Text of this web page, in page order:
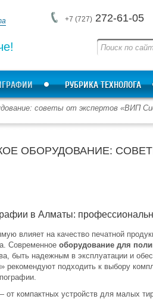
+7 (727) 272-61-05
РУБРИКА ТЕХНОЛОГА
советы от экспертов «ВИП
ОБОРУДОВАНИЕ:
в Алматы:
влияет на качество печатной
Современное оборудование для
быть надежным в эксплуатации и
подходить к выбору
от компактных устройств для малых